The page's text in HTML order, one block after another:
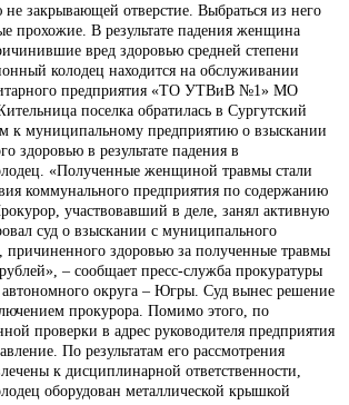
закрывающей отверстие. Выбраться из него
прохожие. В результате падения женщина
вред здоровью средней степени
колодец находится на обслуживании
предприятия «ТО УТВиВ №1» МО
поселка обратилась в Сургутский
к муниципальному предприятию о взыскании
здоровью в результате падения в
«Полученные женщиной травмы стали
коммунального предприятия по содержанию
участвовавший в деле, занял активную
суд о взыскании с муниципального
причиненного здоровью за полученные травмы
– сообщает пресс-служба прокуратуры
округа – Югры. Суд вынес решение
прокурора. Помимо этого, по
проверки в адрес руководителя предприятия
По результатам его рассмотрения
к дисциплинарной ответственности,
оборудован металлической крышкой